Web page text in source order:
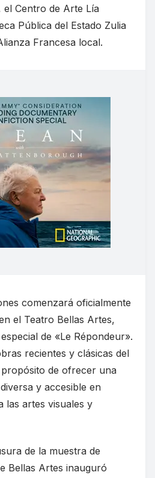
el Centro de Arte Lía
Pública del Estado Zulia
Francesa local.
comenzará oficialmente
el Teatro Bellas Artes,
de «Le Répondeur».
recientes y clásicas del
de ofrecer una
y accesible en
las artes visuales y
de la muestra de
Bellas Artes inauguró